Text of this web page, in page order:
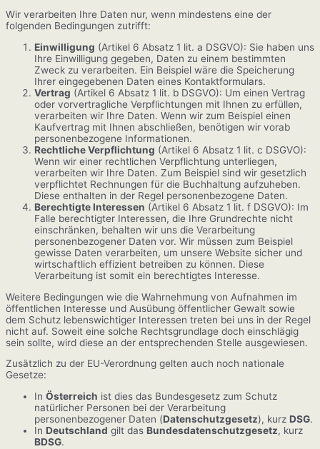
Wir verarbeiten Ihre Daten nur, wenn mindestens eine der
folgenden Bedingungen zutrifft:
Einwilligung (Artikel 6 Absatz 1 lit. a DSGVO): Sie haben uns
Ihre Einwilligung gegeben, Daten zu einem bestimmten
Zweck zu verarbeiten. Ein Beispiel wäre die Speicherung
Ihrer eingegebenen Daten eines Kontaktformulars.
Vertrag (Artikel 6 Absatz 1 lit. b DSGVO): Um einen Vertrag
oder vorvertragliche Verpflichtungen mit Ihnen zu erfüllen,
verarbeiten wir Ihre Daten. Wenn wir zum Beispiel einen
Kaufvertrag mit Ihnen abschließen, benötigen wir vorab
personenbezogene Informationen.
Rechtliche Verpflichtung (Artikel 6 Absatz 1 lit. c DSGVO):
Wenn wir einer rechtlichen Verpflichtung unterliegen,
verarbeiten wir Ihre Daten. Zum Beispiel sind wir gesetzlich
verpflichtet Rechnungen für die Buchhaltung aufzuheben.
Diese enthalten in der Regel personenbezogene Daten.
Berechtigte Interessen (Artikel 6 Absatz 1 lit. f DSGVO): Im
Falle berechtigter Interessen, die Ihre Grundrechte nicht
einschränken, behalten wir uns die Verarbeitung
personenbezogener Daten vor. Wir müssen zum Beispiel
gewisse Daten verarbeiten, um unsere Website sicher und
wirtschaftlich effizient betreiben zu können. Diese
Verarbeitung ist somit ein berechtigtes Interesse.
Weitere Bedingungen wie die Wahrnehmung von Aufnahmen im
öffentlichen Interesse und Ausübung öffentlicher Gewalt sowie
dem Schutz lebenswichtiger Interessen treten bei uns in der Regel
nicht auf. Soweit eine solche Rechtsgrundlage doch einschlägig
sein sollte, wird diese an der entsprechenden Stelle ausgewiesen.
Zusätzlich zu der EU-Verordnung gelten auch noch nationale
Gesetze:
In Österreich ist dies das Bundesgesetz zum Schutz
natürlicher Personen bei der Verarbeitung
personenbezogener Daten (Datenschutzgesetz), kurz DSG.
In Deutschland gilt das Bundesdatenschutzgesetz, kurz
BDSG.